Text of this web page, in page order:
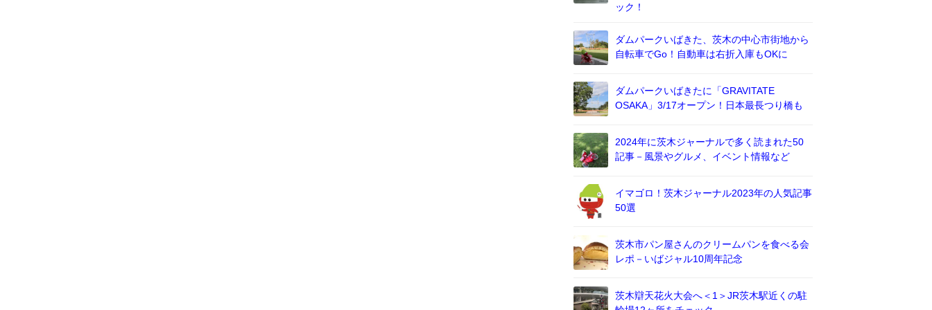
ック！
ダムパークいばきた、茨木の中心市街地から
自転車でGo！自動車は右折入庫もOKに
ダムパークいばきたに「GRAVITATE
OSAKA」3/17オープン！日本最長つり橋も
2024年に茨木ジャーナルで多く読まれた50
記事－風景やグルメ、イベント情報など
イマゴロ！茨木ジャーナル2023年の人気記事
50選
茨木市パン屋さんのクリームパンを食べる会
レポ－いばジャル10周年記念
茨木辯天花火大会へ＜1＞JR茨木駅近くの駐